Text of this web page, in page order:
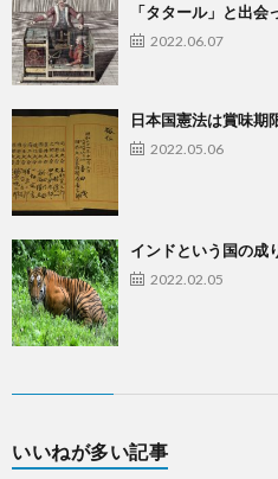
「タタール」と出会
2022.06.07
日本国憲法は賞味期
2022.05.06
インドという国の成
2022.02.05
いいねが多い記事